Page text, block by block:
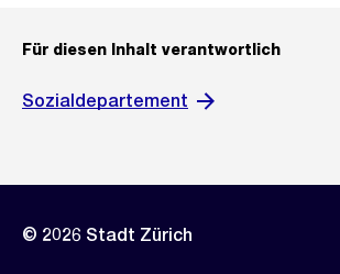
Für diesen Inhalt verantwortlich
Sozialdepartement
© 2026 Stadt Zürich